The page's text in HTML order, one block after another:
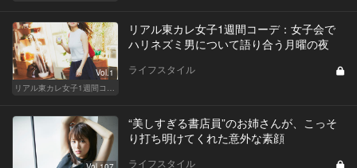
Vol.1
リアル東カレ女子1週間コーデ：女子会で
ハリネズミ男について語り合う月曜の夜
ライフスタイル
“美しすぎる書店員”のお姉さんが、こっそ
り打ち明けてくれた意外な素顔
ライフスタイル